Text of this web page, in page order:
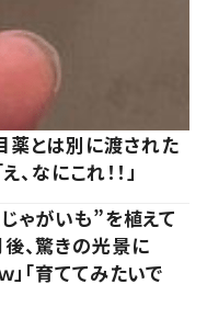
薬とは別に渡された
なにこれ！！」
ゃがいも”を植えて
、驚きの光景に
」「育ててみたいで